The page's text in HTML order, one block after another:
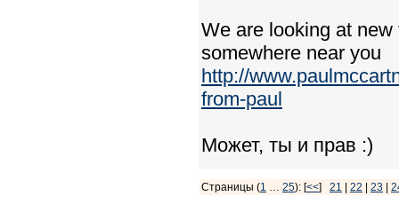
We are looking at new
somewhere near you
http://
from-paul
Может, ты и прав :)
Страницы (1 … 25): [<<] 21 22 23